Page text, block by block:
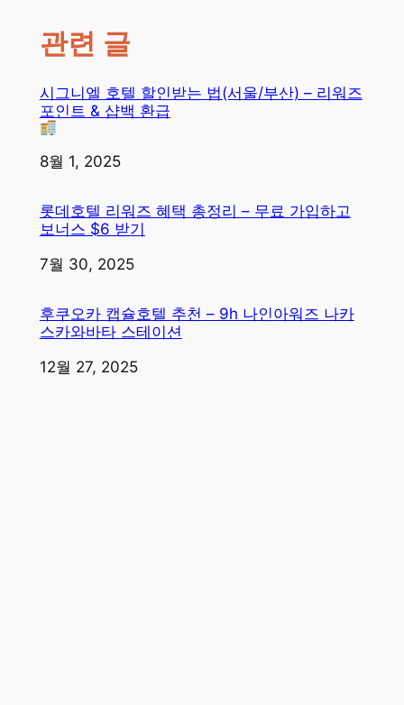
관련 글
시그니엘 호텔 할인받는 법(서울/부산) – 리워즈
포인트 & 샵백 환급
일자
8월 1, 2025
롯데호텔 리워즈 혜택 총정리 – 무료 가입하고
보너스 $6 받기
일자
7월 30, 2025
후쿠오카 캡슐호텔 추천 – 9h 나인아워즈 나카
스카와바타 스테이션
일자
12월 27, 2025